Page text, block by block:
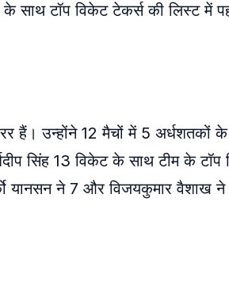
के साथ टॉप विकेट टेकर्स की लिस्ट में
हैं। उन्होंने 12 मैचों में 5 अर्धशतकों
सिंह 13 विकेट के साथ टीम के
यानसन ने 7 और विजयकुमार वैशाख